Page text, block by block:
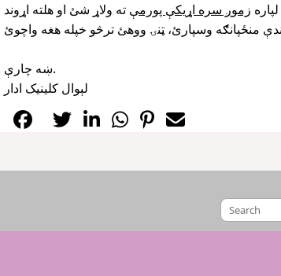
زموږ سره اړيکې پورمې ته ولاړ شئ او هلته اړوند
ښه چارې.
لېوال کلينيک ادار
     